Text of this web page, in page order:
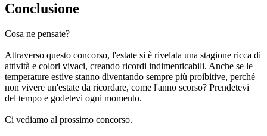
Conclusione
Cosa ne pensate?
Attraverso questo concorso, l'estate si è rivelata una stagione ricca di
attività e colori vivaci, creando ricordi indimenticabili. Anche se le
temperature estive stanno diventando sempre più proibitive, perché
non vivere un'estate da ricordare, come l'anno scorso? Prendetevi
del tempo e godetevi ogni momento.
Ci vediamo al prossimo concorso.